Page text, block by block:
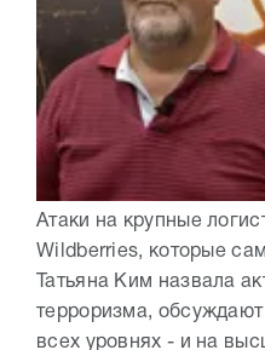
Атаки на крупные
Wildberries, которые
Татьяна Ким назвала
терроризма,
всех уровнях - и на